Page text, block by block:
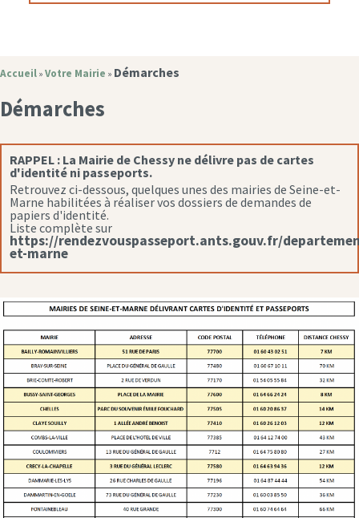
Accueil » Votre Mairie » Démarches
Démarches
RAPPEL : La Mairie de Chessy ne délivre pas de cartes
d'identité ni passeports.
Retrouvez ci-dessous, quelques unes des mairies de Seine-et-
Marne habilitées à réaliser vos dossiers de demandes de
papiers d'identité.
Liste complète sur
https://rendezvouspasseport.ants.gouv.fr/
et-marne